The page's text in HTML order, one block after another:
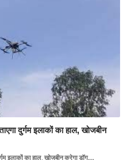
दुर्गम इलाकों का हाल, खोजबीन
इलाकों का हाल, खोजबीन करेगा डॉग…